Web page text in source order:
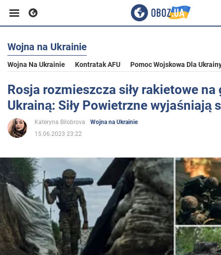
Biznes
Sport
Rozrywka
Polityka
Społeczeństwo
Wojna na Ukrainie
Wojna na Ukrainie
Wojna Na Ukrainie Kontratak AFU Pomoc Wojskowa Dla
Rosja rozmieszcza siły rakietowe na
Ukrainą: Siły Powietrzne wyjaśniają
Kateryna Bilobrova
Wojna na Ukrainie
15.06.2023 23:22